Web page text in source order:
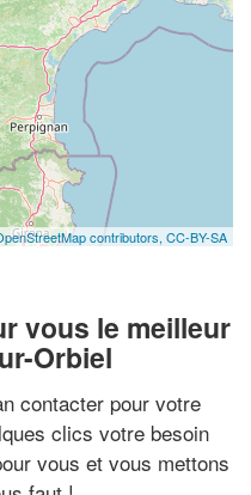
contributors, CC-BY-SA
vous le meilleur
Orbiel
contacter pour votre
clics votre besoin
vous et vous mettons